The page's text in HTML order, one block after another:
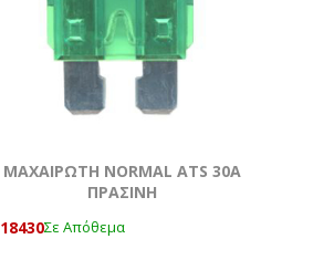
ΜΑΧΑΙΡΩΤΗ NORMAL ATS 30A
ΠΡΑΣΙΝΗ
18430Σε Απόθεμα